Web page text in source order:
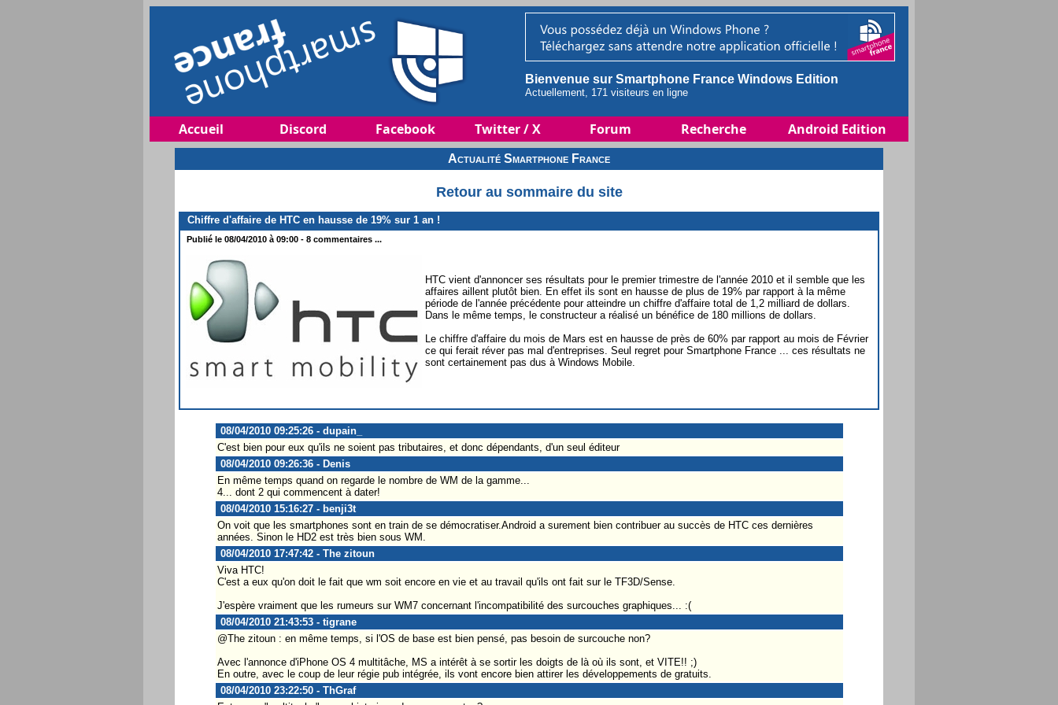
Bienvenue sur Smartphone France Windows Edition
Actuellement, 171 visiteurs en ligne
Accueil Discord Facebook Twitter / X Forum Recherche Android Edition
Actualité Smartphone France
Retour au sommaire du site
Chiffre d'affaire de HTC en hausse de 19% sur 1 an !
Publié le 08/04/2010 à 09:00 - 8 commentaires ...
HTC vient d'annoncer ses résultats pour le premier trimestre de l'année 2010 et il semble que les
affaires aillent plutôt bien. En effet ils sont en hausse de plus de 19% par rapport à la même
période de l'année précédente pour atteindre un chiffre d'affaire total de 1,2 milliard de dollars.
Dans le même temps, le constructeur a réalisé un bénéfice de 180 millions de dollars.
Le chiffre d'affaire du mois de Mars est en hausse de près de 60% par rapport au mois de Février
ce qui ferait réver pas mal d'entreprises. Seul regret pour Smartphone France ... ces résultats ne
sont certainement pas dus à Windows Mobile.
08/04/2010 09:25:26 - dupain_
C'est bien pour eux qu'ils ne soient pas tributaires, et donc dépendants, d'un seul éditeur
08/04/2010 09:26:36 - Denis
En même temps quand on regarde le nombre de WM de la gamme...
4... dont 2 qui commencent à dater!
08/04/2010 15:16:27 - benji3t
On voit que les smartphones sont en train de se démocratiser.Android a surement bien contribuer au succès de HTC ces dernières
années. Sinon le HD2 est très bien sous WM.
08/04/2010 17:47:42 - The zitoun
Viva HTC!
C'est a eux qu'on doit le fait que wm soit encore en vie et au travail qu'ils ont fait sur le TF3D/Sense.
J'espère vraiment que les rumeurs sur WM7 concernant l'incompatibilité des surcouches graphiques... :(
08/04/2010 21:43:53 - tigrane
@The zitoun : en même temps, si l'OS de base est bien pensé, pas besoin de surcouche non?
Avec l'annonce d'iPhone OS 4 multitâche, MS a intérêt à se sortir les doigts de là où ils sont, et VITE!! ;)
En outre, avec le coup de leur régie pub intégrée, ils vont encore bien attirer les développements de gratuits.
08/04/2010 23:22:50 - ThGraf